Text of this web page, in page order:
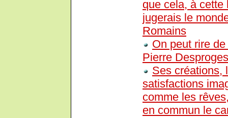
que cela, à cette
jugerais le
Romains
On peut rire
Pierre Desproges
Ses créations,
satisfactions
comme les
en commun le